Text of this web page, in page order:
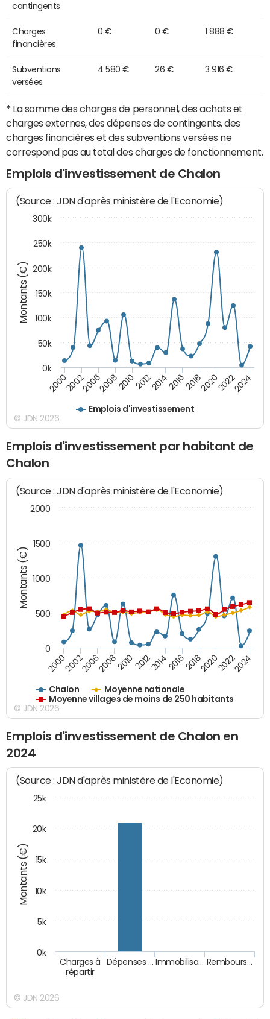
contingents
Charges
financières
0 € 0 € 1 888 €
Subventions
versées
4 580 € 26 € 3 916 €
* La somme des charges de personnel, des achats et
charges externes, des dépenses de contingents, des
charges financières et des subventions versées ne
correspond pas au total des charges de fonctionnement.
Emplois d'investissement de Chalon
Montants (€)
(Source : JDN d'après ministère de l'Economie)
Emplois d'investissement
200020022006200820102012201420162018202020222024
0k
50k
100k
150k
200k
250k
300k
© JDN 2026
Emplois d'investissement par habitant de
Chalon
Montants (€)
(Source : JDN d'après ministère de l'Economie)
Chalon
Moyenne nationale
Moyenne villages de moins de 250 habitants
200020022006200820102012201420162018202020222024
0
500
1000
1500
2000
© JDN 2026
Emplois d'investissement de Chalon en
2024
Montants (€)
(Source : JDN d'après ministère de l'Economie)
Charges à
répartir
Dépenses … Immobilisa… Rembours…
0k
5k
10k
15k
20k
25k
© JDN 2026